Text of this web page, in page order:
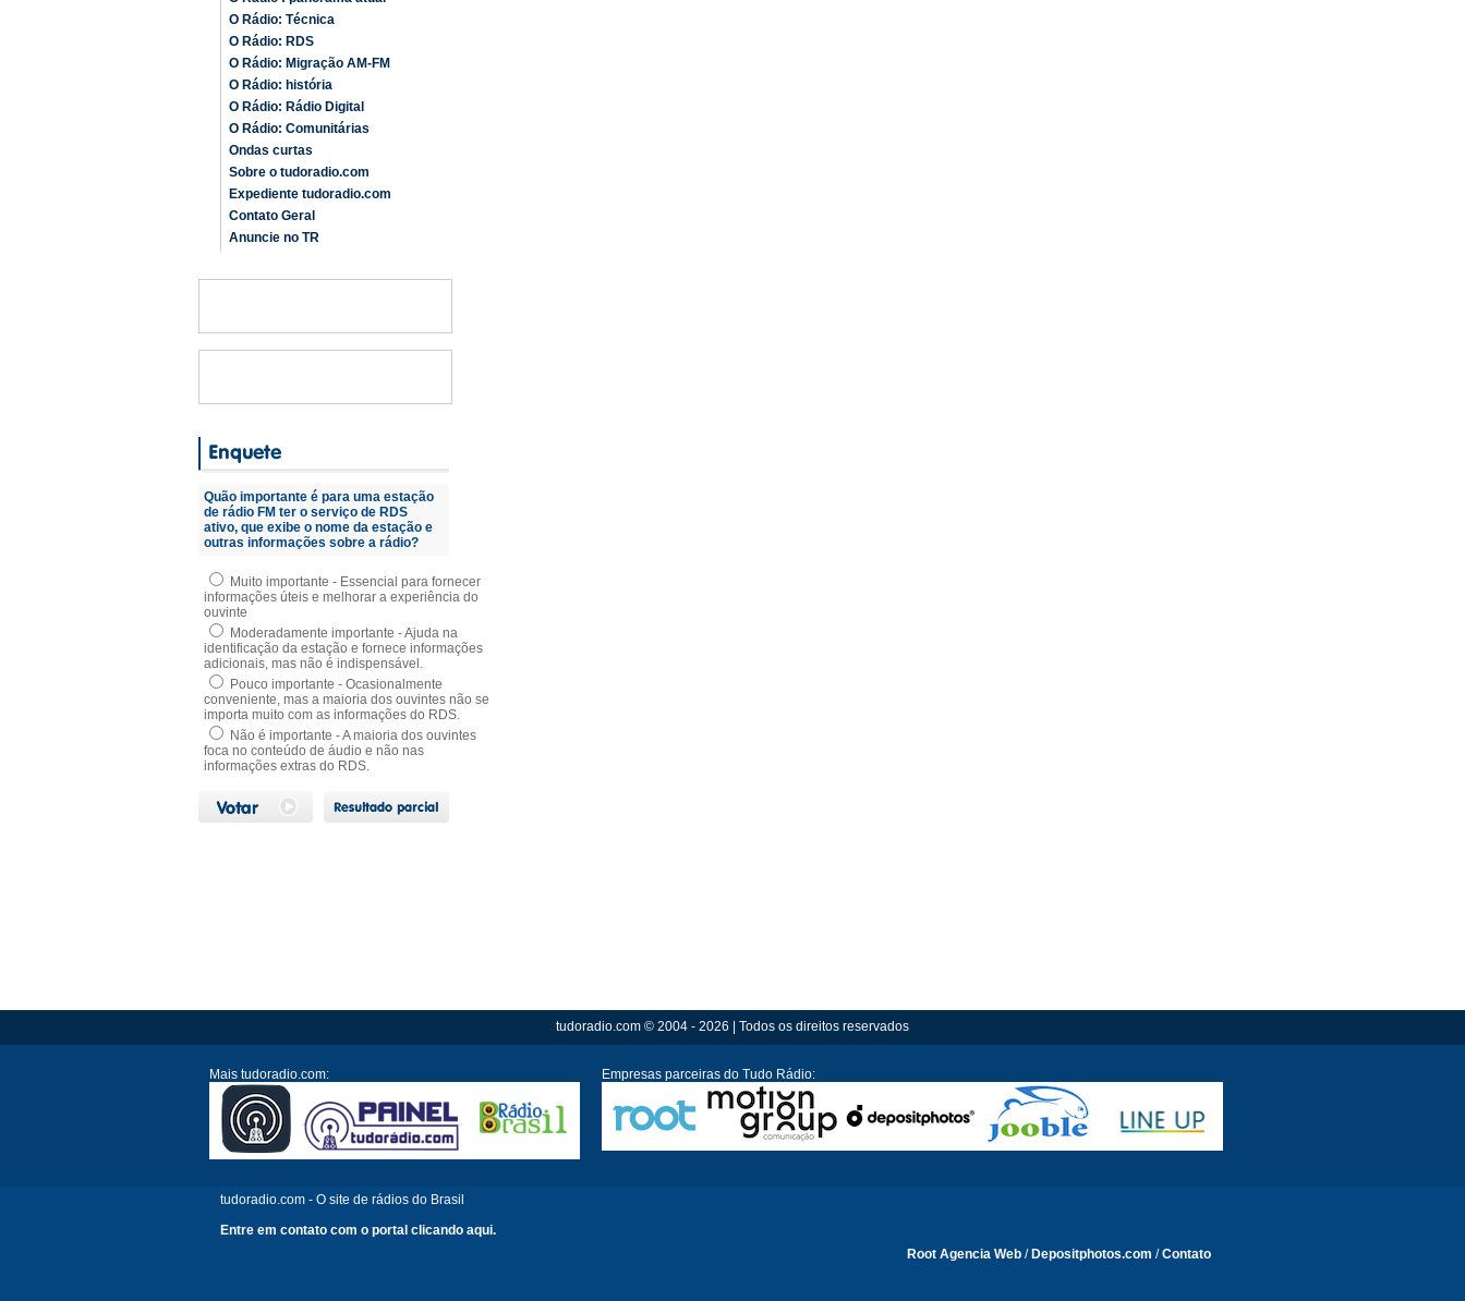
O Rádio: Técnica
O Rádio: RDS
O Rádio: Migração AM-FM
O Rádio: história
O Rádio: Rádio Digital
O Rádio: Comunitárias
Ondas curtas
Sobre o tudoradio.com
Expediente tudoradio.com
Contato Geral
Anuncie no TR
Quão importante é para uma estação
de rádio FM ter o serviço de RDS
ativo, que exibe o nome da estação e
outras informações sobre a rádio?
Muito importante - Essencial para fornecer
informações úteis e melhorar a experiência do
ouvinte
Moderadamente importante - Ajuda na
identificação da estação e fornece informações
adicionais, mas não é indispensável.
Pouco importante - Ocasionalmente
conveniente, mas a maioria dos ouvintes não se
importa muito com as informações do RDS.
Não é importante - A maioria dos ouvintes
foca no conteúdo de áudio e não nas
informações extras do RDS.
tudoradio.com © 2004 - 2026 | Todos os direitos reservados
Mais tudoradio.com: Empresas parceiras do Tudo Rádio:
tudoradio.com - O site de rádios do Brasil
Entre em contato com o portal clicando aqui.
Root Agencia Web / Depositphotos.com /Contato